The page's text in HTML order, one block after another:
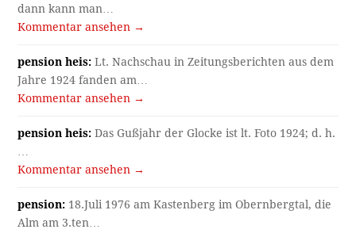
dann kann man…
Kommentar ansehen →
pension heis: Lt. Nachschau in Zeitungsberichten aus dem
Jahre 1924 fanden am…
Kommentar ansehen →
pension heis: Das Gußjahr der Glocke ist lt. Foto 1924; d. h.
Kommentar ansehen →
pension: 18.Juli 1976 am Kastenberg im Obernbergtal, die
Alm am 3.ten…